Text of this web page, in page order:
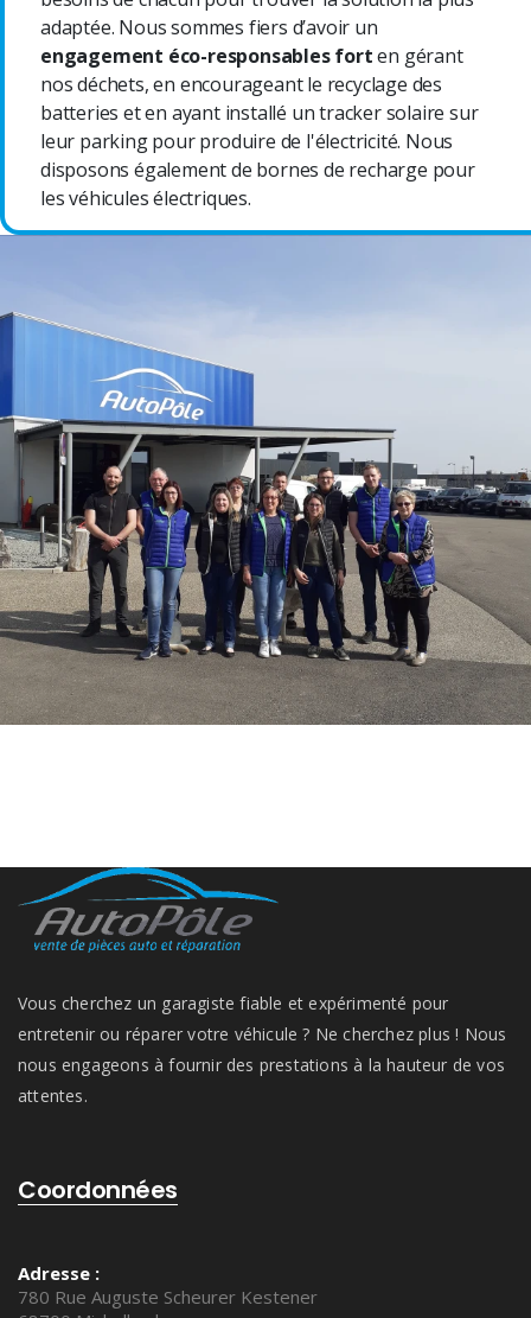
adaptée. Nous sommes fiers d’avoir un
engagement éco-responsables forten gérant
nos déchets, en encourageant le recyclage des
batteries et en ayant installé un tracker solaire sur
leur parking pour produire de l'électricité. Nous
disposons également de bornes de recharge pour
les véhicules électriques.
Vous cherchez un garagiste fiable et expérimenté pour
entretenir ou réparer votre véhicule ? Ne cherchez plus ! Nous
nous engageons à fournir des prestations à la hauteur de vos
attentes.
Coordonnées
Adresse :
780 Rue Auguste Scheurer Kestener